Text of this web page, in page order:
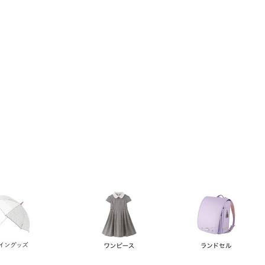
順 価格が高い順 優先度順 レビュー順